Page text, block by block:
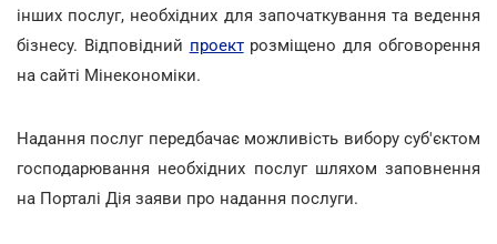
інших послуг, необхідних для започаткування та ведення
бізнесу. Відповідний проектрозміщено для обговорення
на сайті Мінекономіки.
Надання послуг передбачає можливість вибору суб'єктом
господарювання необхідних послуг шляхом заповнення
на Порталі Дія заяви про надання послуги.